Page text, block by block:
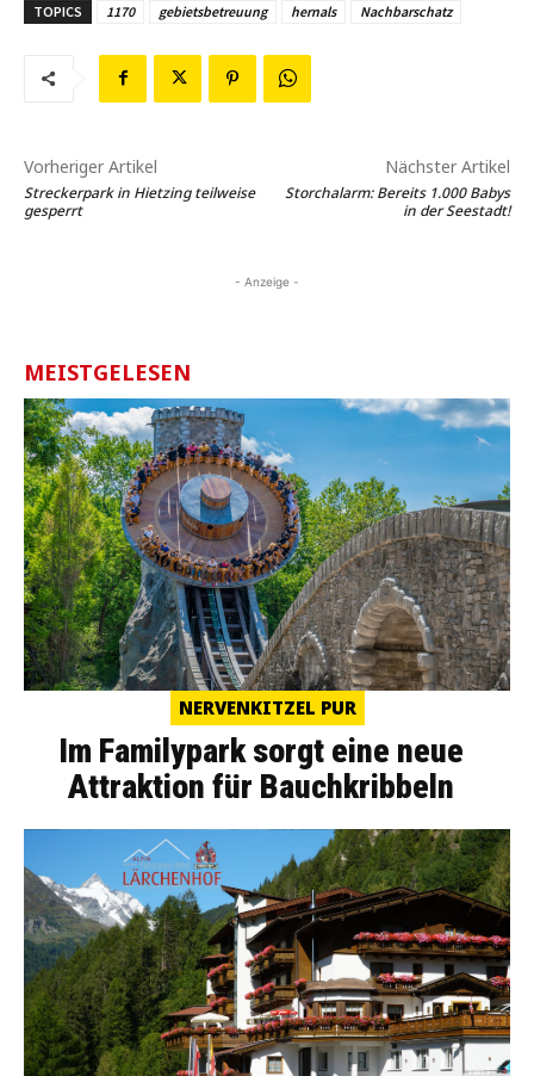
TOPICS 1170 gebietsbetreuung hernals Nachbarschatz
Vorheriger Artikel
Streckerpark in Hietzing teilweise
gesperrt
Nächster Artikel
Storchalarm: Bereits 1.000 Babys
in der Seestadt!
- Anzeige -
MEISTGELESEN
NERVENKITZEL PUR
Im Familypark sorgt eine neue
Attraktion für Bauchkribbeln